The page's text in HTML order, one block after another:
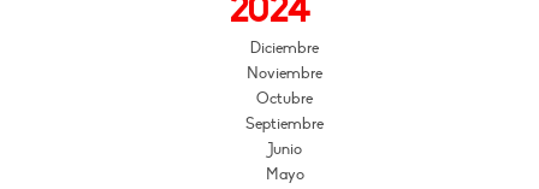
2024
Diciembre
Noviembre
Octubre
Septiembre
Junio
Mayo